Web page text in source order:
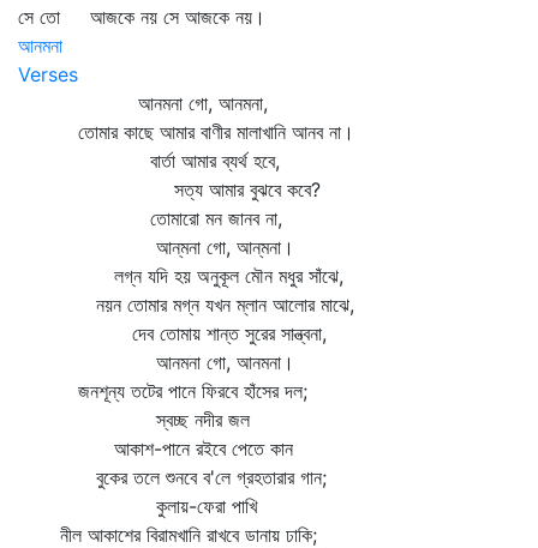
সে তো আজকে নয় সে আজকে নয়।
আনমনা
Verses
আনমনা গো, আনমনা,
তোমার কাছে আমার বাণীর মালাখানি আনব না।
বার্তা আমার ব্যর্থ হবে,
সত্য আমার বুঝবে কবে?
তোমারো মন জানব না,
আন্‌মনা গো, আন্‌মনা।
লগ্ন যদি হয় অনুকূল মৌন মধুর সাঁঝে,
নয়ন তোমার মগ্ন যখন ম্লান আলোর মাঝে,
দেব তোমায় শান্ত সুরের সান্ত্বনা,
আনমনা গো, আনমনা।
জনশূন্য তটের পানে ফিরবে হাঁসের দল;
স্বচ্ছ নদীর জল
আকাশ-পানে রইবে পেতে কান
বুকের তলে শুনবে ব'লে গ্রহতারার গান;
কুলায়-ফেরা পাখি
নীল আকাশের বিরামখানি রাখবে ডানায় ঢাকি;